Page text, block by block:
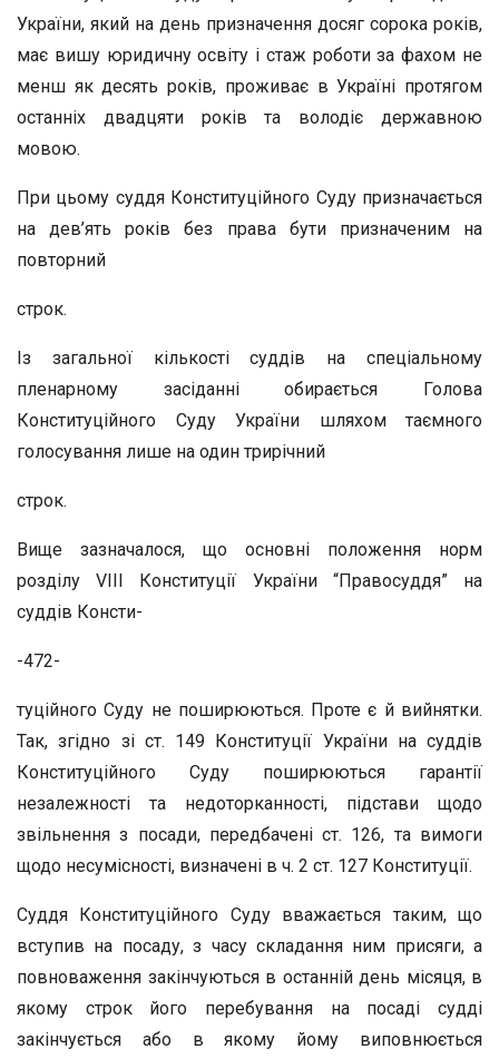
України, який на день призначення досяг сорока років,
має вишу юридичну освіту і стаж роботи за фахом не
менш як десять років, проживає в Україні протягом
останніх двадцяти років та володіє державною
мовою.
При цьому суддя Конституційного Суду призначається
на дев’ять років без права бути призначеним на
повторний
строк.
Із загальної кількості суддів на спеціальному
пленарному засіданні обирається Голова
Конституційного Суду України шляхом таємного
голосування лише на один трирічний
строк.
Вище зазначалося, що основні положення норм
розділу VIII Конституції України “Правосуддя” на
суддів Консти-
-472-
туційного Суду не поширюються. Проте є й вийнятки.
Так, згідно зі ст. 149 Конституції України на суддів
Конституційного Суду поширюються гарантії
незалежності та недоторканності, підстави щодо
звільнення з посади, передбачені ст. 126, та вимоги
щодо несумісності, визначені в ч. 2 ст. 127 Конституції.
Суддя Конституційного Суду вважається таким, що
вступив на посаду, з часу складання ним присяги, а
повноваження закінчуються в останній день місяця, в
якому строк його перебування на посаді судді
закінчується або в якому йому виповнюється